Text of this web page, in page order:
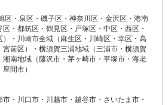
区・泉区・磯子区・神奈川区・金沢区・港南
・都筑区・鶴見区・戸塚区・中区・西区・
・川崎市全域（麻生区・川崎区・幸区・高
前区）・横須賀三浦地域（三浦市・横須賀
南地域（藤沢市・茅ヶ崎市・平塚市・海老
間市）
・川口市・川越市・越谷市・さいたま市・